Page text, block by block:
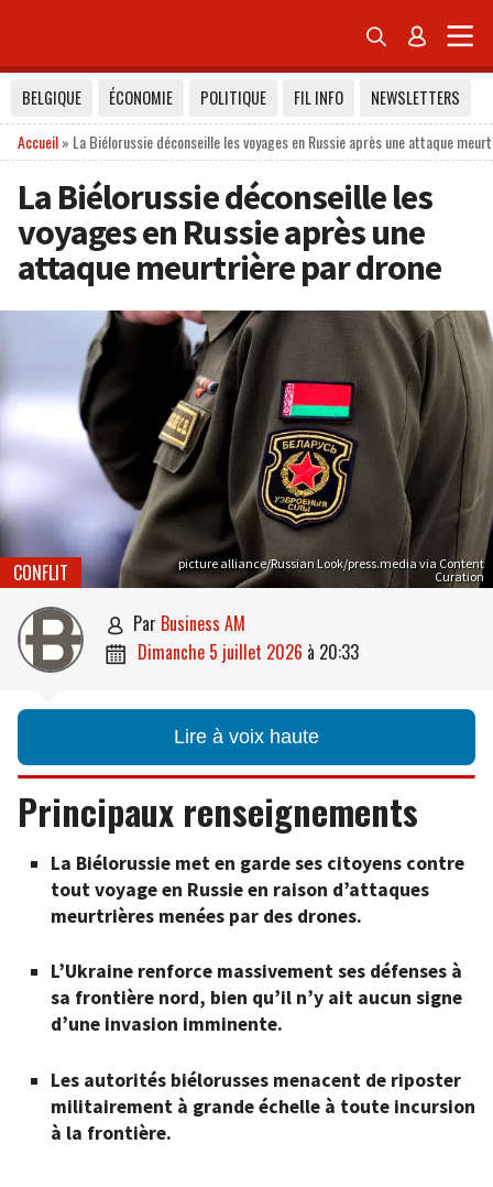
 
BELGIQUE ÉCONOMIE POLITIQUE FIL INFO
NEWSLETTERS
Accueil» La Biélorussie déconseille les voyages en Russie après une attaque
La Biélorussie déconseille les
voyages en Russie après une
attaque meurtrière par drone
picture alliance/Russian Look/press.media via Content
Curation
CONFLIT
 par Business AM
 dimanche 5 juillet 2026 à 20:33
Lire à voix haute
Principaux renseignements
La Biélorussie met en garde ses citoyens contre
tout voyage en Russie en raison d’attaques
meurtrières menées par des drones.
L’Ukraine renforce massivement ses défenses à
sa frontière nord, bien qu’il n’y ait aucun signe
d’une invasion imminente.
Les autorités biélorusses menacent de riposter
militairement à grande échelle à toute incursion
à la frontière.